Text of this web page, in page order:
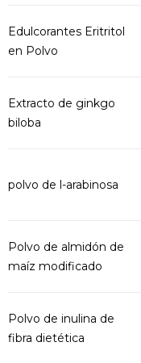
Edulcorantes Eritritol
en Polvo
Extracto de ginkgo
biloba
polvo de l-arabinosa
Polvo de almidón de
maíz modificado
Polvo de inulina de
fibra dietética